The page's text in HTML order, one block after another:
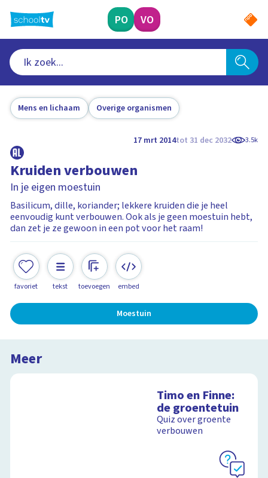
naar
hoofdinhoud
PO VO
Mens en lichaam Overige organismen
17 mrt 2014tot 31 dec 2032 3.5k
Kruiden verbouwen
In je eigen moestuin
Basilicum, dille, koriander; lekkere kruiden die je heel
eenvoudig kunt verbouwen. Ook als je geen moestuin hebt,
dan zet je ze gewoon in een pot voor het raam!
favoriet tekst toevoegen embed
Moestuin
Meer
Timo en Finne:
de groentetuin
Quiz over groente
verbouwen